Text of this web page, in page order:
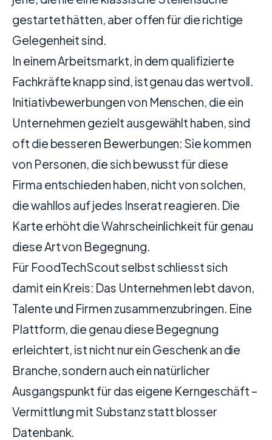
gestartet hätten, aber offen für die richtige
Gelegenheit sind.
In einem Arbeitsmarkt, in dem qualifizierte
Fachkräfte knapp sind, ist genau das wertvoll.
Initiativbewerbungen von Menschen, die ein
Unternehmen gezielt ausgewählt haben, sind
oft die besseren Bewerbungen: Sie kommen
von Personen, die sich bewusst für diese
Firma entschieden haben, nicht von solchen,
die wahllos auf jedes Inserat reagieren. Die
Karte erhöht die Wahrscheinlichkeit für genau
diese Art von Begegnung.
Für FoodTechScout selbst schliesst sich
damit ein Kreis: Das Unternehmen lebt davon,
Talente und Firmen zusammenzubringen. Eine
Plattform, die genau diese Begegnung
erleichtert, ist nicht nur ein Geschenk an die
Branche, sondern auch ein natürlicher
Ausgangspunkt für das eigene Kerngeschäft –
Vermittlung mit Substanz statt blosser
Datenbank.